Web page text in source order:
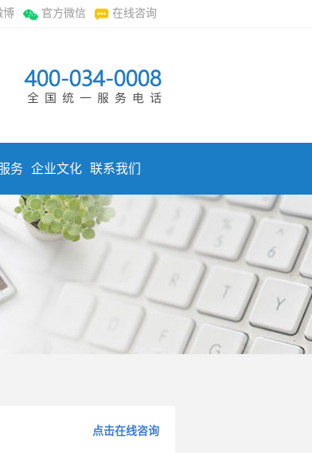
博 官方微信 在线咨询
务 企业文化 联系我们
点击在线咨询